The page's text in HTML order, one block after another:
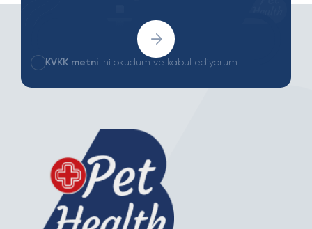
KVKK metni 'ni okudum ve kabul ediyorum.